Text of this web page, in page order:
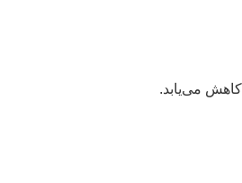
می‌یابد.